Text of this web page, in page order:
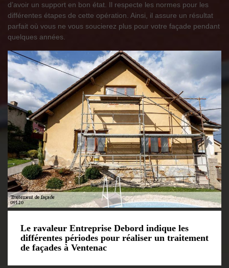
d’avoir un support en bon état. Il respecte les normes pour les
différentes étapes de cette opération. Ainsi, il assure un résultat
parfait où vous ne vous soucierez plus pour votre façade pendant
quelques années.
Le ravaleur Entreprise Debord indique les
différentes périodes pour réaliser un traitement
de façades à Ventenac